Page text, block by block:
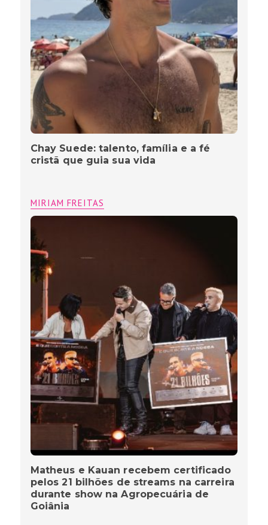
pelos 21 bilhões de streams na carreira
durante show na Agropecuária de
Goiânia
MIRIAM FREITAS